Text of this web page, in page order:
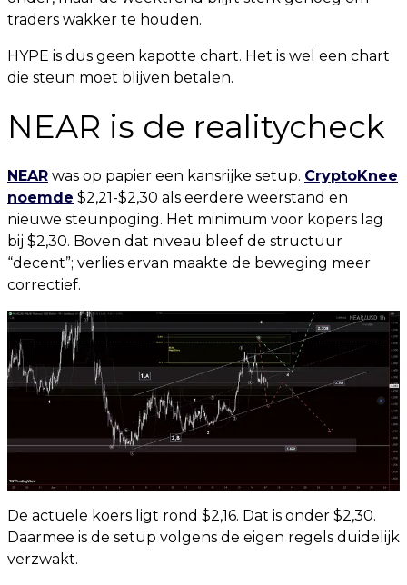
traders wakker te houden.
HYPE is dus geen kapotte chart. Het is wel een chart
die steun moet blijven betalen.
NEAR is de realitycheck
NEAR was op papier een kansrijke setup. CryptoKnee
noemde $2,21-$2,30 als eerdere weerstand en
nieuwe steunpoging. Het minimum voor kopers lag
bij $2,30. Boven dat niveau bleef de structuur
“decent”; verlies ervan maakte de beweging meer
correctief.
De actuele koers ligt rond $2,16. Dat is onder $2,30.
Daarmee is de setup volgens de eigen regels duidelijk
verzwakt.